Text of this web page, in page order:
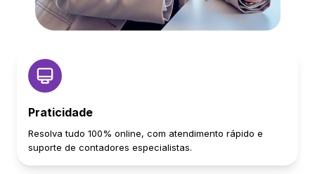
Praticidade
Resolva tudo 100% online, com atendimento rápido e
suporte de contadores especialistas.